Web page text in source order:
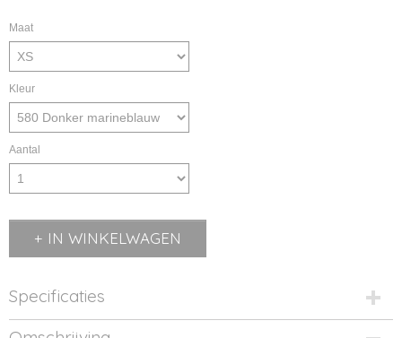
Maat
Kleur
Aantal
IN WINKELWAGEN
Specificaties
Productcode